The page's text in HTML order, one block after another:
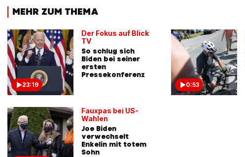
MEHR ZUM THEMA
23:19
Der Fokus auf Blick
TV
So schlug sich
Biden bei seiner
ersten
Pressekonferenz
Fauxpas bei US-
Wahlen
Joe Biden
verwechselt
Enkelin mit totem
Sohn
0:53